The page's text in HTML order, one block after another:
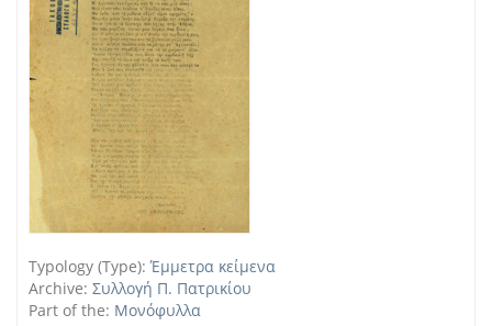
Typology (Type):Έμμετρα κείμενα
Archive: Συλλογή Π. Πατρικίου
Part of the: Μονόφυλλα